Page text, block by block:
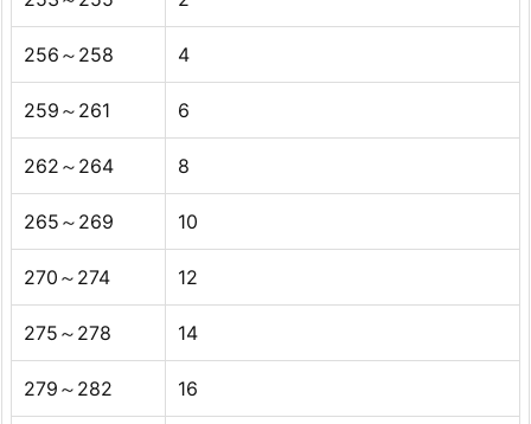
256～258 4
259～261 6
262～264 8
265～269 10
270～274 12
275～278 14
279～282 16